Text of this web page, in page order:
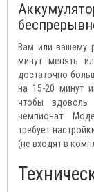
Вам или вашему
минут менять
достаточно
на 15-20 минут
чтобы
чемпионат.
требует
(не входят в